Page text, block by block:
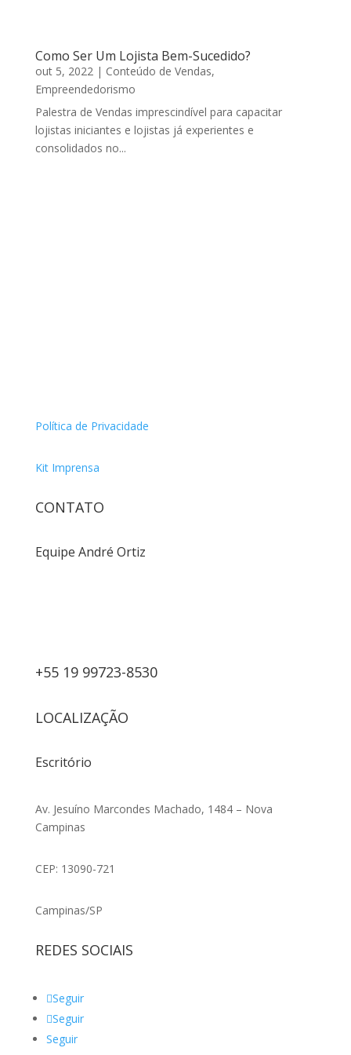
Como Ser Um Lojista Bem-Sucedido?
out 5, 2022| Conteúdo de Vendas,
Empreendedorismo
Palestra de Vendas imprescindível para capacitar
lojistas iniciantes e lojistas já experientes e
consolidados no...
Política de Privacidade
Kit Imprensa
CONTATO
Equipe André Ortiz
+55 19 99723-8530
LOCALIZAÇÃO
Escritório
Av. Jesuíno Marcondes Machado, 1484 – Nova
Campinas
CEP: 13090-721
Campinas/SP
REDES SOCIAIS
Seguir
Seguir
Seguir